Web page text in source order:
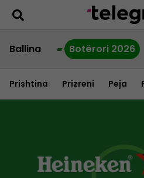
Ballina Botërori 2026
Prishtina Prizreni Peja